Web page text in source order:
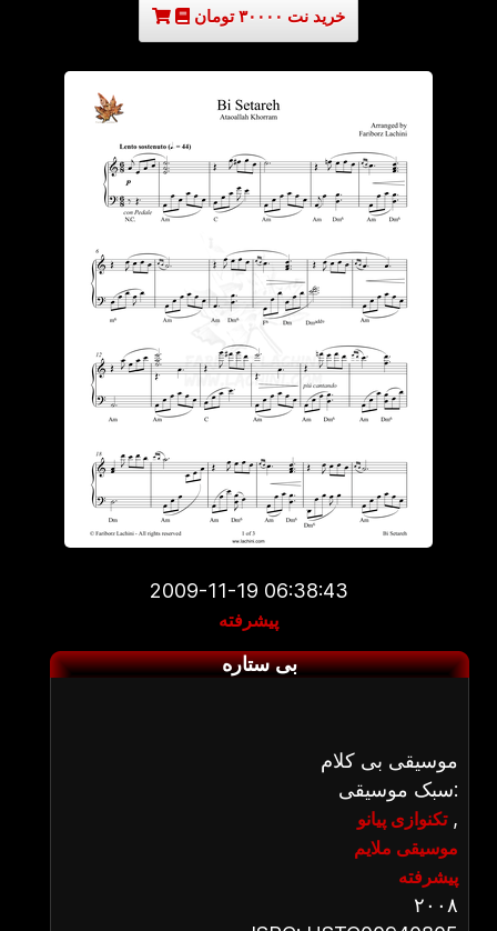
خرید نت ۳۰۰۰۰ تومان
2009-11-19 06:38:43
پیشرفته
بی ستاره
موسیقی بی کلام
سبک موسیقی:
تکنوازی پیانو,
موسیقی ملایم
پیشرفته
۲۰۰۸